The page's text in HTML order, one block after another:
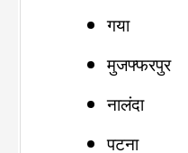
गया
मुजफ्फरपुर
नालंदा
पटना